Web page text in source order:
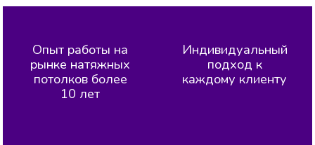
Опыт работы на
рынке натяжных
потолков более
10 лет
Индивидуальный
подход к
каждому клиенту